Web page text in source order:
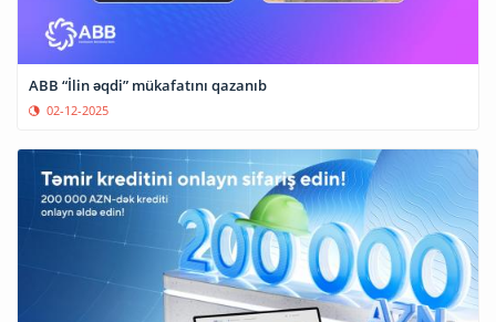
ABB “İlin əqdi” mükafatını qazanıb
02-12-2025